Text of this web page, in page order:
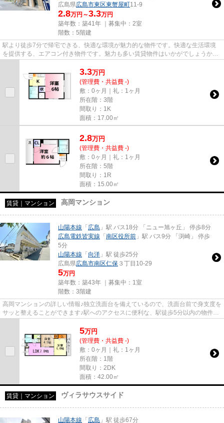
広島県広島市東区東蟹屋町11-9
2.8万円～3.3万円
築年数：築41年 ｜募集中： 2室
階数：5階建
駅より徒歩7分で帰宅できる、快適な環境が魅力的な物件です。快適な生活環境
を提供する、エアコン付き物件です。魅力も多い賃貸物件はいかがでしょうか。
3.3万円
(管理費・共益費 -)
敷：0ヶ月｜礼：1ヶ月
所在階：3階
間取り：1K
面積：17.00㎡
2.8万円
(管理費・共益費 -)
敷：0ヶ月｜礼：1ヶ月
所在階：5階
間取り：1R
面積：15.00㎡
賃貸｜マンション 高岡マンション
山陽本線 「 広島 」駅 バス18分 「ニュー旭ヶ丘」 停歩8分
広島電鉄皆実線 「 南区役所前 」駅 バス9分 「渕崎」 停歩
5分
山陽本線 「 向洋 」駅 徒歩25分
広島県広島市南区仁保 ３丁目10-29
5万円
築年数：築43年 ｜募集中： 1室
階数：3階建
高岡マンションの詳しい情報♪独立洗面台を備えているので、洗面台前で身支度を
サッと整えることができます♪駅へのアクセスに便利な、駅徒歩5分以内の物件で
5万円
(管理費・共益費 -)
敷：0ヶ月｜礼：1ヶ月
所在階：1階
間取り：2DK
面積：42.00㎡
賃貸｜マンション ヴィラサウスサイド
山陽本線 「 広島 」駅 徒歩67分